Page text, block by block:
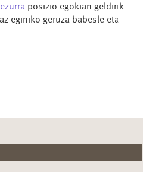
posizio egokian geldirik
eginiko geruza babesle eta